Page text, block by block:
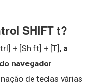
SHIFT t?
+ [Shift] + [T], a
navegador
de teclas várias